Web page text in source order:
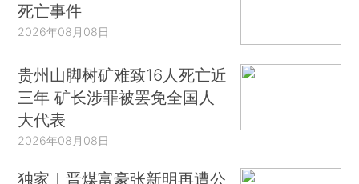
死亡事件
2026年08月08日
贵州山脚树矿难致16人死亡近
三年 矿长涉罪被罢免全国人
大代表
2026年08月08日
独家｜晋煤富豪张新明再遭公